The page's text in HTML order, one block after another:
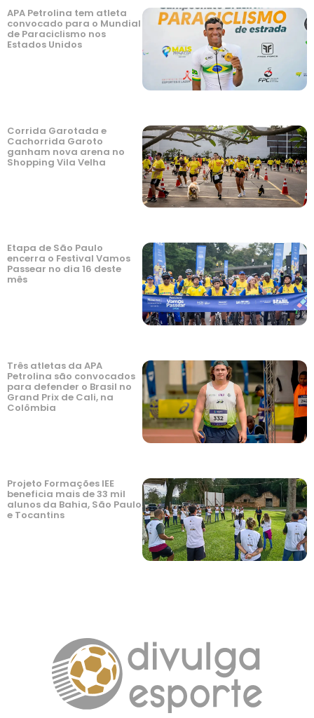
APA Petrolina tem atleta
convocado para o Mundial
de Paraciclismo nos
Estados Unidos
Corrida Garotada e
Cachorrida Garoto
ganham nova arena no
Shopping Vila Velha
Etapa de São Paulo
encerra o Festival Vamos
Passear no dia 16 deste
mês
Três atletas da APA
Petrolina são convocados
para defender o Brasil no
Grand Prix de Cali, na
Colômbia
Projeto Formações IEE
beneficia mais de 33 mil
alunos da Bahia, São Paulo
e Tocantins